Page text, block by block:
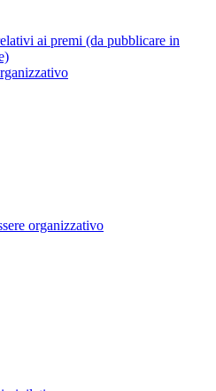
ai premi (da pubblicare in
organizzativo